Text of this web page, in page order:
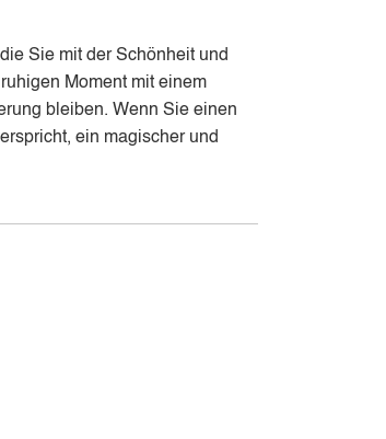
Sie mit der Schönheit und
Moment mit einem
bleiben. Wenn Sie einen
ein magischer und